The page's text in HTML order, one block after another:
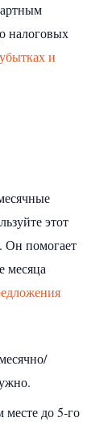
налоговых
и
этот
Он помогает
месяца
месте до 5‑го